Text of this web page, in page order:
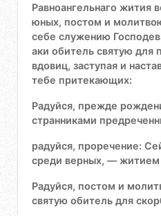
Равноангельнаго жития
юных, постом и
себе служению
аки обитель святую для
вдовиц, заступая и
тебе притекающих:
Радуйся, прежде
странниками
радуйся, проречение:
среди верных, — житием
Радуйся, постом и
святую обитель для